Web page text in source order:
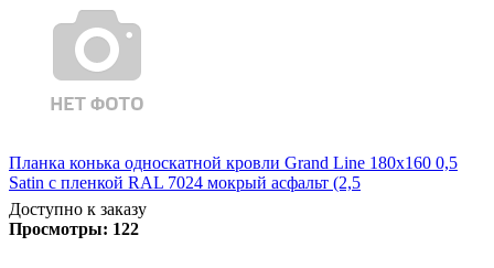
Планка конька односкатной кровли Grand Line 180x160 0,5
Satin с пленкой RAL 7024 мокрый асфальт (2,5
Доступно к заказу
Просмотры: 122